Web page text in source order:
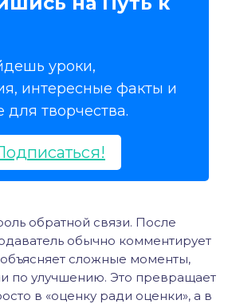
уроки,
интересные факты и
для творчества.
обратной связи. После
обычно комментирует
сложные моменты,
по улучшению. Это превращает
в «оценку ради оценки», а в